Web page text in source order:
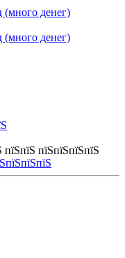
пїЅпїЅ пїЅпїЅпїЅпїЅ